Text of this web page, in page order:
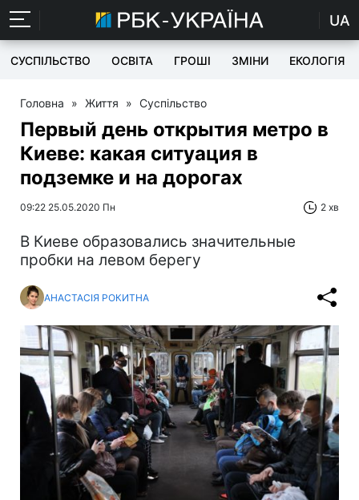
UA
СУСПІЛЬСТВО ОСВІТА ГРОШІ ЗМІНИ ЕКОЛОГІЯ
Головна » Життя » Суспільство
Первый день открытия метро в
Киеве: какая ситуация в
подземке и на дорогах
09:22 25.05.2020 Пн 2 хв
В Киеве образовались значительные
пробки на левом берегу
АНАСТАСІЯ РОКИТНА